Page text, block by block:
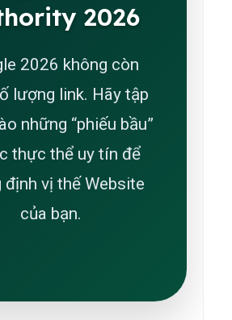
2026
2026 không còn
lượng link. Hãy tập
những “phiếu bầu”
thực thể uy tín để
định vị thế Website
của bạn.